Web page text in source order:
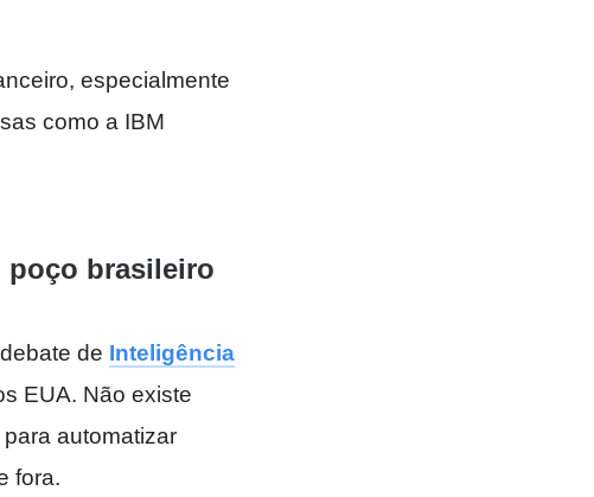
especialmente
como a IBM
poço brasileiro
de Inteligência
EUA. Não existe
automatizar
fora.